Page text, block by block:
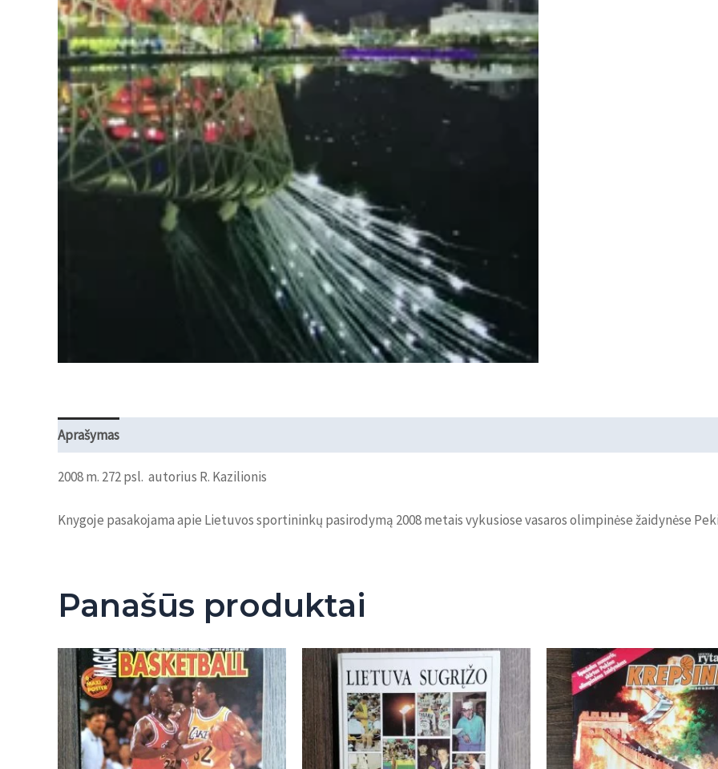
Aprašymas
2008 m. 272 psl. autorius R. Kazilionis
Knygoje pasakojama apie Lietuvos sportininkų pasirodymą 2008 metais vykusiose vasaros olimpinėse žaidynėse
Panašūs produktai